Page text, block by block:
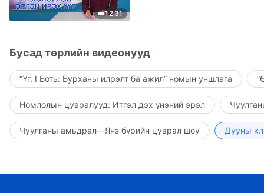
12:31
Бусад төрлийн видеонууд
“Үг. I Боть: Бурханы илрэлт ба ажил” номын уншлага
Номлолын цувралууд: Итгэл дэх үнэний эрэл
Чуулганы амьдрал—Янз бүрийн цуврал шоу Дууны